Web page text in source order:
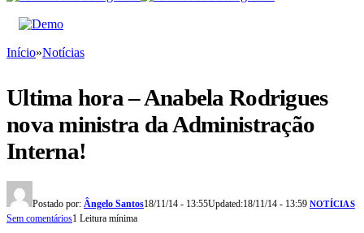
Início»Notícias
Ultima hora – Anabela Rodrigues
nova ministra da Administração
Interna!
Postado por: Ângelo Santos18/11/14 - 13:55Updated:18/11/14 - 13:59 NOTÍCIAS
Sem comentários1 Leitura mínima